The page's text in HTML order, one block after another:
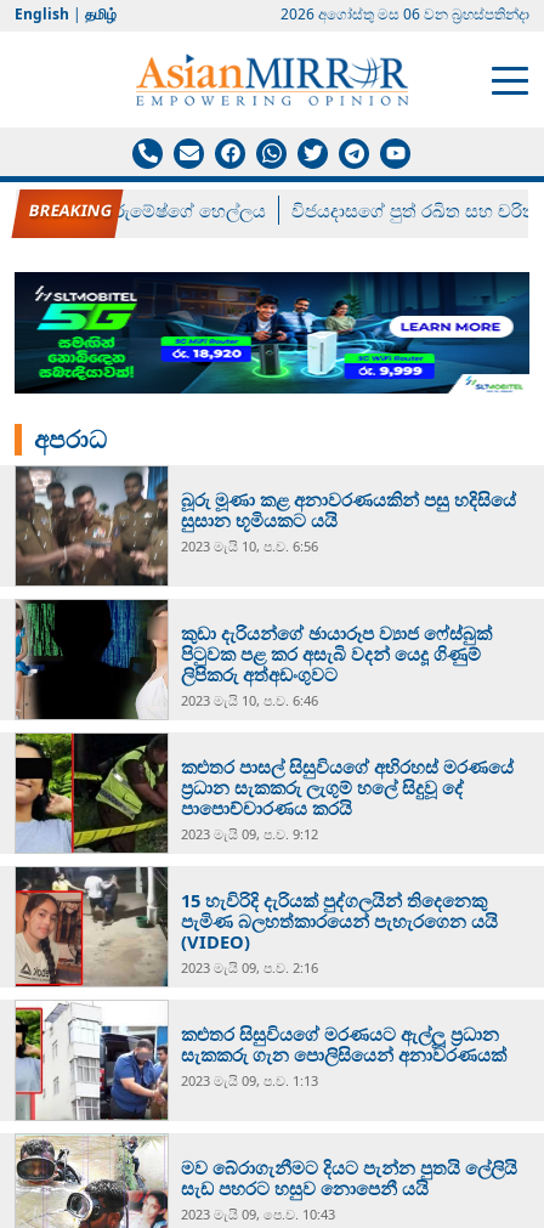
English | தமிழ் 2026 අගෝස්‍තු මස 06 වන බ්‍රහස්පතින්දා
රන් ගෙනා රුමේෂ්ගේ හෙල්ලය විජයදාසගේ පුත් රඛිත සහ චරිත්
අපරාධ
බූරු මූණා කළ අනාවරණයකින් පසු හදිසියේ
සුසාන භූමියකට යයි
2023 මැයි 10, ප.ව. 6:56
කුඩා දැරියන්ගේ ඡායාරූප ව්‍යාජ ෆේස්බුක්
පිටුවක පළ කර අසැබි වදන් යෙදූ ගිණුම්
ලිපිකරු අත්අඩංගුවට
2023 මැයි 10, ප.ව. 6:46
කළුතර පාසල් සිසුවියගේ අභිරහස් මරණයේ
ප්‍රධාන සැකකරු ලැගුම් හලේ සිදුවූ දේ
පාපොච්චාරණය කරයි
2023 මැයි 09, ප.ව. 9:12
15 හැවිරිදි දැරියක් පුද්ගලයින් තිදෙනෙකු
පැමිණ බලහත්කාරයෙන් පැහැරගෙන යයි
(VIDEO)
2023 මැයි 09, ප.ව. 2:16
කළුතර සිසුවියගේ මරණයට ඇල්ලූ ප්‍රධාන
සැකකරු ගැන පොලිසියෙන් අනාවරණයක්
2023 මැයි 09, ප.ව. 1:13
මව බේරාගැනීමට දියට පැන්න පුතයි ලේලියි
සැඩ පහරට හසුව නොපෙනී යයි
2023 මැයි 09, පෙ.ව. 10:43